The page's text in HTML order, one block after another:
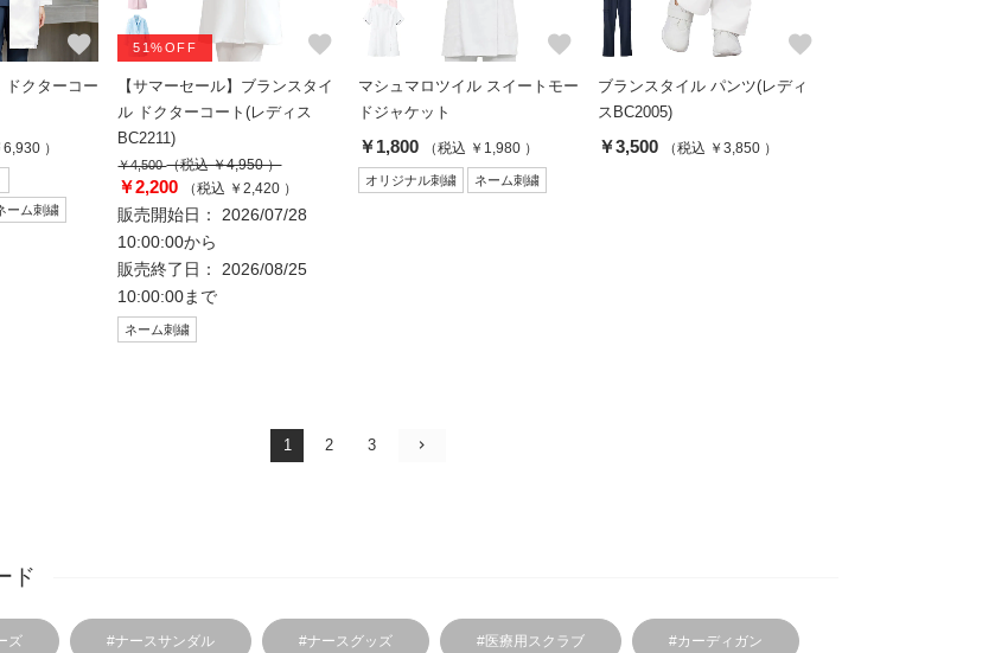
favorite
ドクターコー
6,930 ）
ーム刺繍
51%OFF favorite
【サマーセール】ブランスタイ
ル ドクターコート(レディス
BC2211)
￥4,500（税込 ￥4,950 ）
￥2,200 （税込 ￥2,420 ）
販売開始日： 2026/07/28
10:00:00から
販売終了日： 2026/08/25
10:00:00まで
ネーム刺繍
favorite
マシュマロツイル スイートモー
ドジャケット
￥1,800 （税込 ￥1,980 ）
オリジナル刺繍 ネーム刺繍
favorite
ブランスタイル パンツ(レディ
スBC2005)
￥3,500 （税込 ￥3,850 ）
1 2 3
ド
ズ #ナースサンダル #ナースグッズ #医療用スクラブ #カーディガン